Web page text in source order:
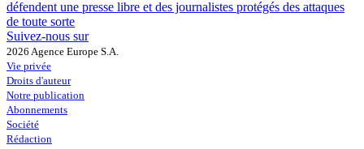
défendent une presse libre et des journalistes protégés des attaques
de toute sorte
Suivez-nous sur
2026 Agence Europe S.A.
Vie privée
Droits d'auteur
Notre publication
Abonnements
Société
Rédaction